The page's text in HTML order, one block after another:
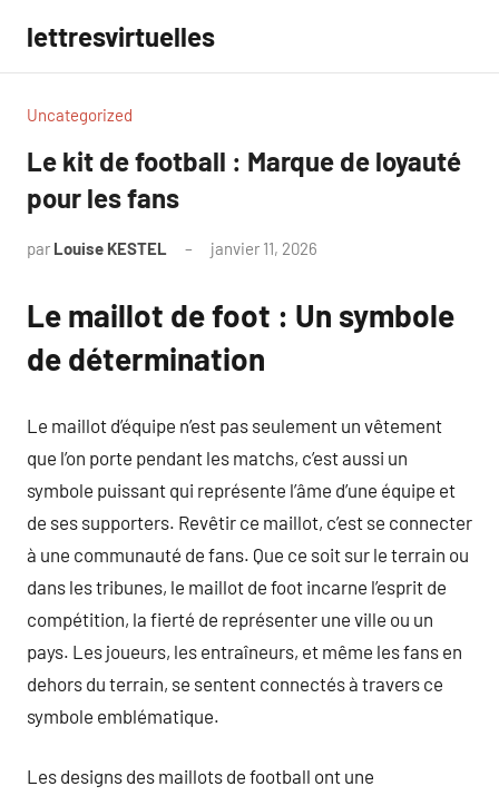
contenu
lettresvirtuelles
Uncategorized
Le kit de football : Marque de loyauté
pour les fans
par Louise KESTEL janvier 11, 2026
Le maillot de foot : Un symbole
de détermination
Le maillot d’équipe n’est pas seulement un vêtement
que l’on porte pendant les matchs, c’est aussi un
symbole puissant qui représente l’âme d’une équipe et
de ses supporters. Revêtir ce maillot, c’est se connecter
à une communauté de fans. Que ce soit sur le terrain ou
dans les tribunes, le maillot de foot incarne l’esprit de
compétition, la fierté de représenter une ville ou un
pays. Les joueurs, les entraîneurs, et même les fans en
dehors du terrain, se sentent connectés à travers ce
symbole emblématique.
Les designs des maillots de football ont une